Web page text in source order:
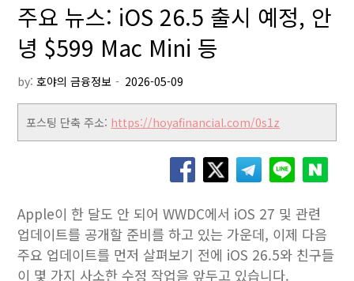
주요 뉴스: iOS 26.5 출시 예정, 안
녕 $599 Mac Mini 등
by:호야의 금융정보
포스팅 단축 주소: https://hoyafinancial.com/0s1z
Apple이 한 달도 안 되어 WWDC에서 iOS 27 및 관련
업데이트를 공개할 준비를 하고 있는 가운데, 이제 다음
주요 업데이트를 먼저 살펴보기 전에 iOS 26.5와 친구들
이 몇 가지 사소한 수정 작업을 앞두고 있습니다.